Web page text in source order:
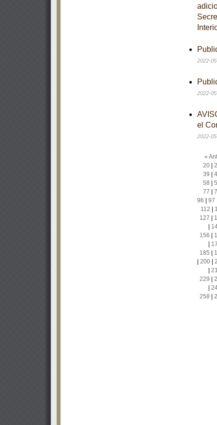
2022-
2022-
el
2022-
«
20|
39
58
77
96
97
112
127
156
185
200|
229
258